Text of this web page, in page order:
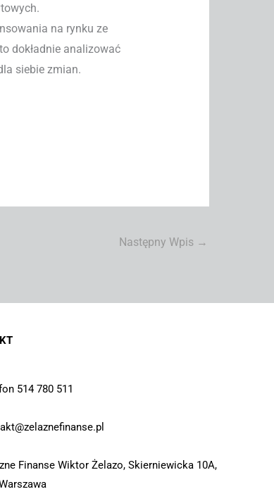
na rynku ze
dokładnie analizować
siebie zmian.
Następny Wpis →
514 780 511
Finanse Wiktor Żelazo, Skierniewicka 10A,